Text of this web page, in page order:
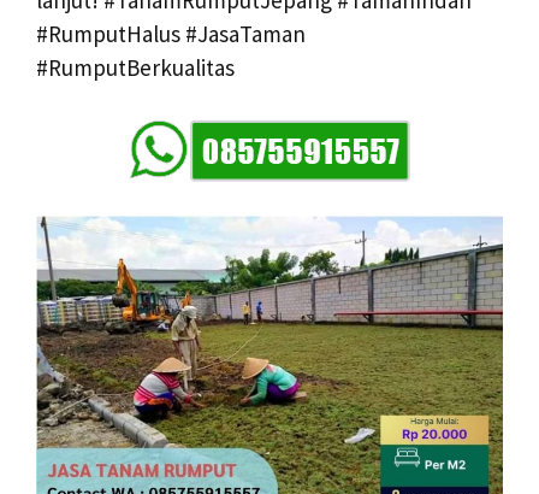
#RumputHalus #JasaTaman
#RumputBerkualitas